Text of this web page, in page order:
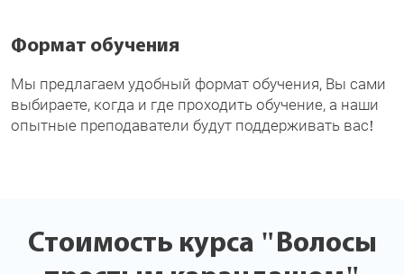
Формат обучения
Мы предлагаем удобный формат обучения, Вы сами
выбираете, когда и где проходить обучение, а наши
опытные преподаватели будут поддерживать вас!
Стоимость курса "Волосы